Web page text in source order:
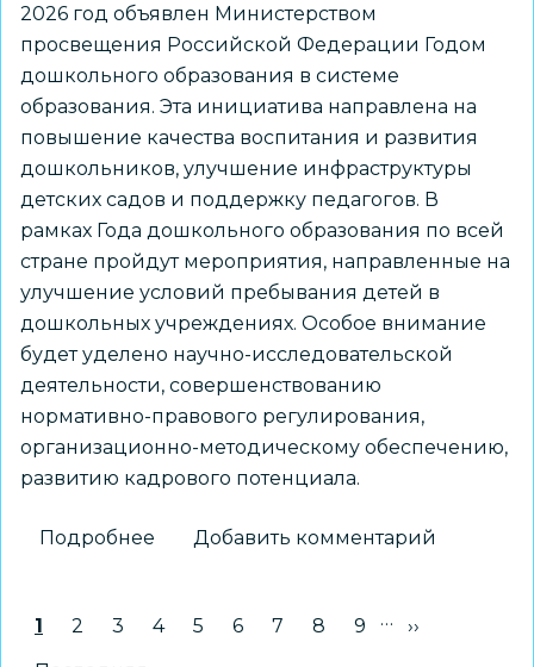
2026 год объявлен Министерством
просвещения Российской Федерации Годом
дошкольного образования в системе
образования. Эта инициатива направлена на
повышение качества воспитания и развития
дошкольников, улучшение инфраструктуры
детских садов и поддержку педагогов. В
рамках Года дошкольного образования по всей
стране пройдут мероприятия, направленные на
улучшение условий пребывания детей в
дошкольных учреждениях. Особое внимание
будет уделено научно-исследовательской
деятельности, совершенствованию
нормативно-правового регулирования,
организационно-методическому обеспечению,
развитию кадрового потенциала.
Подробнее
объявлен
Добавить комментарий
Нумерация
Текущая страница
1 Страница
2 Страница
3 Страница
4 Страница
5 Страница
6 Страница
7 Страница
8 Страница
9 … Следующая
››